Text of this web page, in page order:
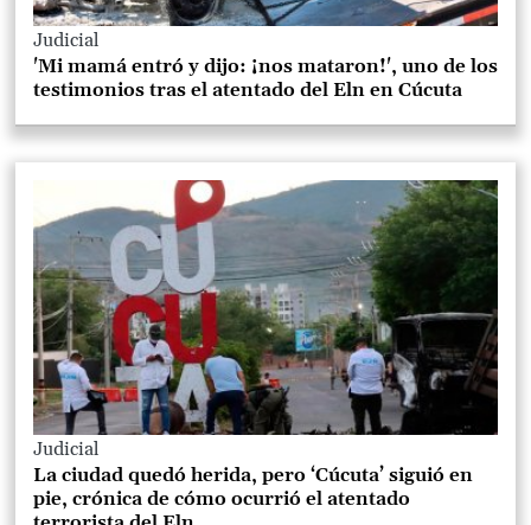
Judicial
'Mi mamá entró y dijo: ¡nos mataron!', uno de los
testimonios tras el atentado del Eln en Cúcuta
Judicial
La ciudad quedó herida, pero ‘Cúcuta’ siguió en
pie, crónica de cómo ocurrió el atentado